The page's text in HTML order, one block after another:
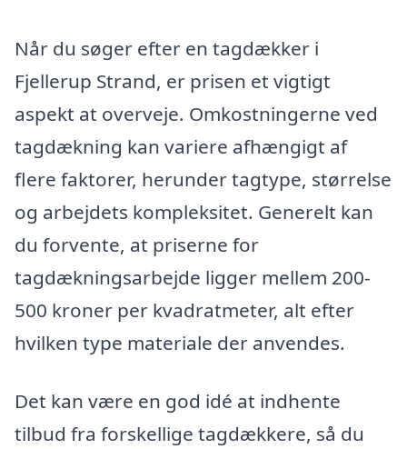
Når du søger efter en tagdækker i
Fjellerup Strand, er prisen et vigtigt
aspekt at overveje. Omkostningerne ved
tagdækning kan variere afhængigt af
flere faktorer, herunder tagtype, størrelse
og arbejdets kompleksitet. Generelt kan
du forvente, at priserne for
tagdækningsarbejde ligger mellem 200-
500 kroner per kvadratmeter, alt efter
hvilken type materiale der anvendes.
Det kan være en god idé at indhente
tilbud fra forskellige tagdækkere, så du